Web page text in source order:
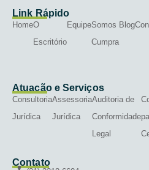
Link Rápido
HomeO
Escritório
EquipeSomos
Cumpra
Blog
Atuação e Serviços
Consultoria
Jurídica
Assessoria
Jurídica
Auditoria de
Conformidade
Legal
Contato